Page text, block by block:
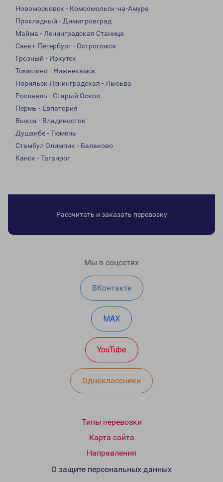
Новомосковск - Комсомольск-на-Амуре
Прохладный - Димитровград
Майма - Ленинградская Станица
Санкт-Петербург - Острогожск
Грозный - Иркутск
Томилино - Нижнекамск
Норильск Ленинградская - Лысьва
Рославль - Старый Оскол
Пермь - Евпатория
Выкса - Владивосток
Душанбе - Тюмень
Стамбул Олимпик - Балаково
Канск - Таганрог
Рассчитать и заказать перевозку
Мы в соцсетях
ВКонтакте
MAX
YouTube
Одноклассники
Типы перевозки
Карта сайта
Направления
О защите персональных данных